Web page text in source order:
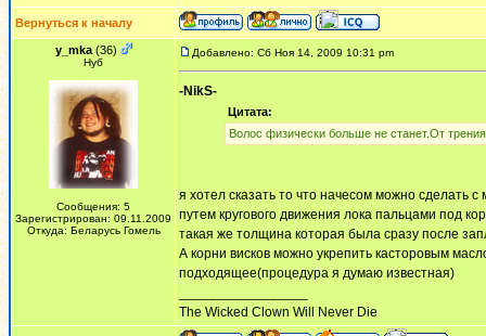
Вернуться к началу
y_mka(36)
Нуб
Сообщения: 5
Зарегистрирован: 09.11.2009
Откуда: Беларусь Гомель
Добавлено: Сб Ноя 14, 2009 10:31 pm
-NikS-
Цитата:
Волос физически больше не станет.От
я хотел сказать то что начесом можно сделать
путем кругового движения лока пальцами под
такая же толщина которая была сразу после
А корни висков можно укрепить касторовым
подходящее(процедура я думаю известная)
The Wicked Clown Will Never Die